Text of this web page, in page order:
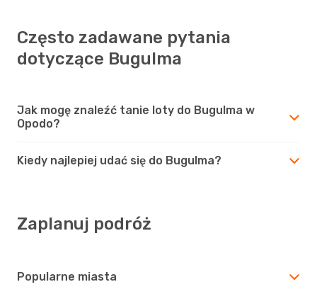
Często zadawane pytania
dotyczące Bugulma
Jak mogę znaleźć tanie loty do Bugulma w
Opodo?
Kiedy najlepiej udać się do Bugulma?
Zaplanuj podróż
Popularne miasta